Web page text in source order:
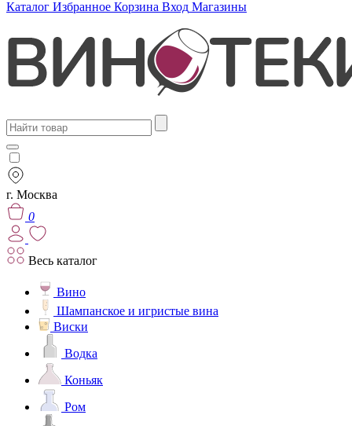
Каталог Избранное Корзина Вход Магазины
г. Москва
0
Весь каталог
Вино
Шампанское и игристые вина
Виски
Водка
Коньяк
Ром